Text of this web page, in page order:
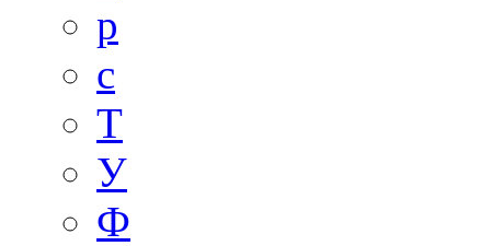
р
с
Т
У
Ф